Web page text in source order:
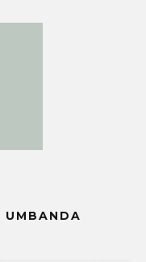
UMBANDA